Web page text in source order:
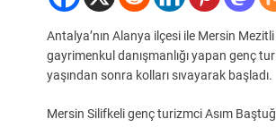
Antalya’nın Alanya ilçesi ile Mersin
gayrimenkul danışmanlığı yapan genç
yaşından sonra kolları sıvayarak başladı.
Mersin Silifkeli genç turizmci Asım